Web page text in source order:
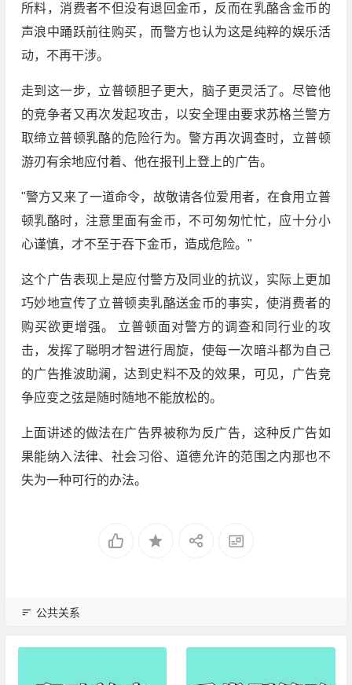
所料，消费者不但没有退回金币，反而在乳酪含金币的
声浪中踊跃前往购买，而警方也认为这是纯粹的娱乐活
动，不再干涉。
走到这一步，立普顿胆子更大，脑子更灵活了。尽管他
的竞争者又再次发起攻击，以安全理由要求苏格兰警方
取缔立普顿乳酪的危险行为。警方再次调查时，立普顿
游刃有余地应付着、他在报刊上登上的广告。
"警方又来了一道命令，故敬请各位爱用者，在食用立普
顿乳酪时，注意里面有金币，不可匆匆忙忙，应十分小
心谨慎，才不至于吞下金币，造成危险。"
这个广告表现上是应付警方及同业的抗议，实际上更加
巧妙地宣传了立普顿卖乳酪送金币的事实，使消费者的
购买欲更增强。 立普顿面对警方的调查和同行业的攻
击，发挥了聪明才智进行周旋，使每一次暗斗都为自己
的广告推波助澜，达到史料不及的效果，可见，广告竞
争应变之弦是随时随地不能放松的。
上面讲述的做法在广告界被称为反广告，这种反广告如
果能纳入法律、社会习俗、道德允许的范围之内那也不
失为一种可行的办法。
公共关系